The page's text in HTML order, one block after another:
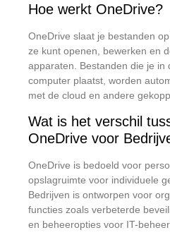
Hoe werkt OneDrive?
OneDrive slaat je bestanden
ze kunt openen, bewerken en
apparaten.
Bestanden die je in
computer plaatst, worden
met de cloud en andere
Wat is het verschil
OneDrive voor
OneDrive is bedoeld voor
opslagruimte voor individuele
Bedrijven is ontworpen voor
functies zoals verbeterde
en beheeropties voor IT-